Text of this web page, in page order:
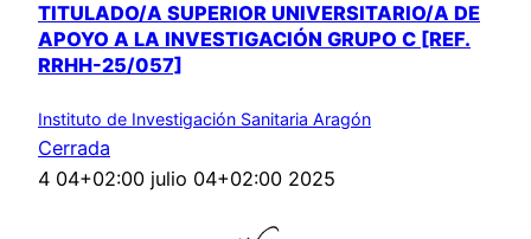
TITULADO/A SUPERIOR UNIVERSITARIO/A DE
APOYO A LA INVESTIGACIÓN GRUPO C [REF.
RRHH-25/057]
Instituto de Investigación Sanitaria Aragón
Cerrada
4 04+02:00 julio 04+02:00 2025